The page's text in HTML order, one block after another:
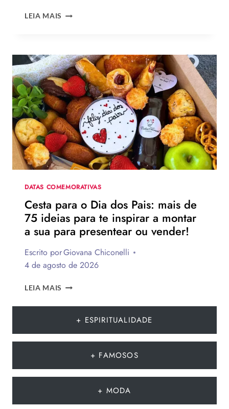
LEIA MAIS QUAL
PARA
O
DIA
DOS
PAIS?
VEJA
130
FRASES
EMOCIONANTES
PARA
HOMENAGEAR
DATA
DATAS COMEMORATIVAS
Cesta para o Dia dos Pais: mais de
75 ideias para te inspirar a montar
a sua para presentear ou vender!
Escrito porGiovana Chiconelli
4 de agosto de 2026
LEIA MAIS CESTA
O
75
TE
+ ESPIRITUALIDADE
+ FAMOSOS
+ MODA